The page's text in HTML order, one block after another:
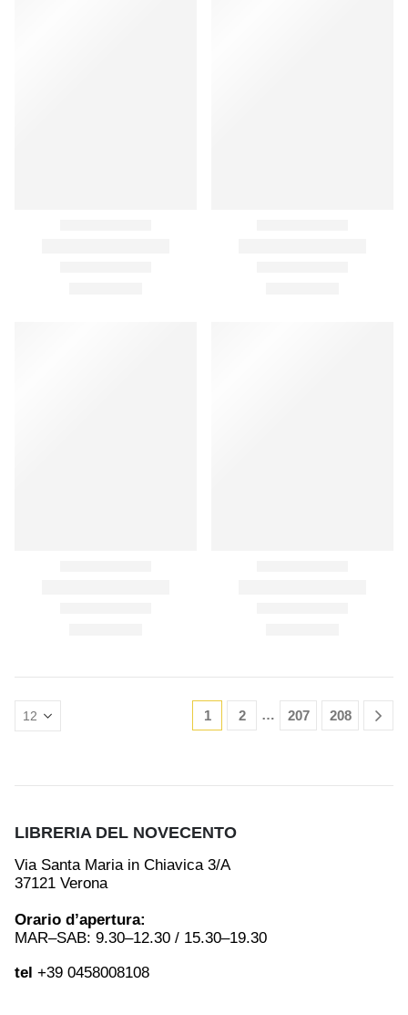
1 2 … 207 208
LIBRERIA DEL NOVECENTO
Via Santa Maria in Chiavica 3/A
37121 Verona
Orario d’apertura:
MAR–SAB: 9.30–12.30 / 15.30–19.30
tel +39 0458008108